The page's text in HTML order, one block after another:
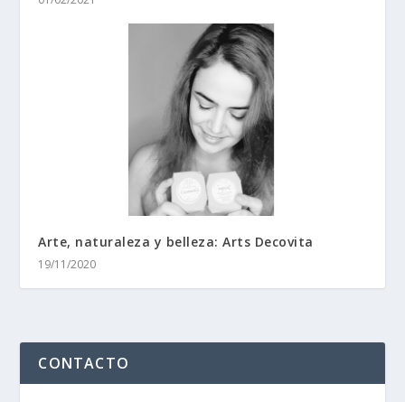
Arte, naturaleza y belleza: Arts Decovita
19/11/2020
CONTACTO